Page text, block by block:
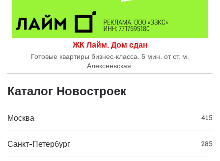
ЖК Лайм. Дом сдан
Готовые квартиры бизнес-класса. 5 мин. от ст. м.
Алексеевская.
Каталог Новостроек
Москва 415
Санкт-Петербург 285